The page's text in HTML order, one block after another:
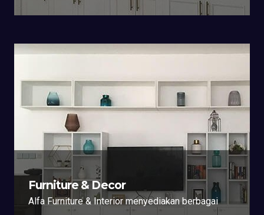
Furniture & Decor
Alfa Furniture & Interior menyediakan berbagai